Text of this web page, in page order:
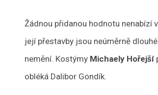
Žádnou přidanou hodnotu nenabízí
její přestavby jsou neúměrně
nemění. Kostýmy Michaely Hořejší
obléká Dalibor Gondík.